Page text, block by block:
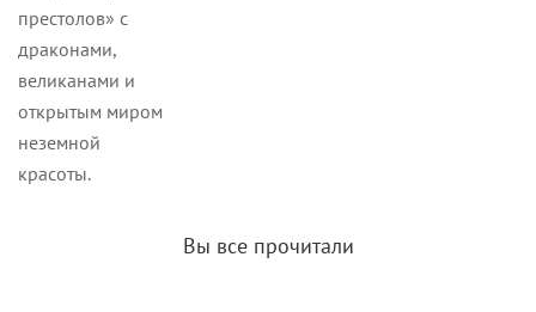
престолов» с
драконами,
великанами и
открытым миром
неземной
красоты.
Вы все прочитали